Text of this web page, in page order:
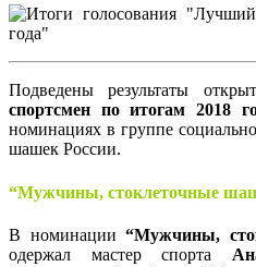
Подведены результаты
спортсмен по итогам 2018
номинациях в группе
шашек России.
“Мужчины, стоклеточные
В номинации“Мужчины,
одержал мастер спорта